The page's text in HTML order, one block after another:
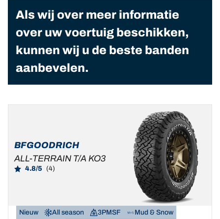
Als wij over meer informatie
over uw voertuig beschikken,
kunnen wij u de beste banden
aanbevelen.
BFGOODRICH
ALL-TERRAIN T/A KO3
4.8/5 (4)
Nieuw All season 3PMSF
Mud & Snow